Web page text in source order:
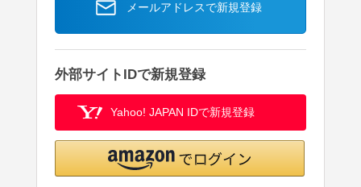
メールアドレスで新規登録
外部サイトIDで新規登録
Yahoo! JAPAN IDで新規登録